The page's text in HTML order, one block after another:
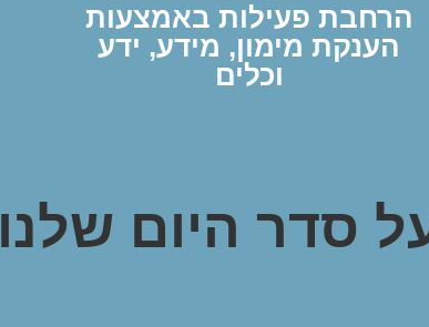
הרחבת פעילות באמצעות
הענקת מימון, מידע, ידע
וכלים
סדר היום שלנו